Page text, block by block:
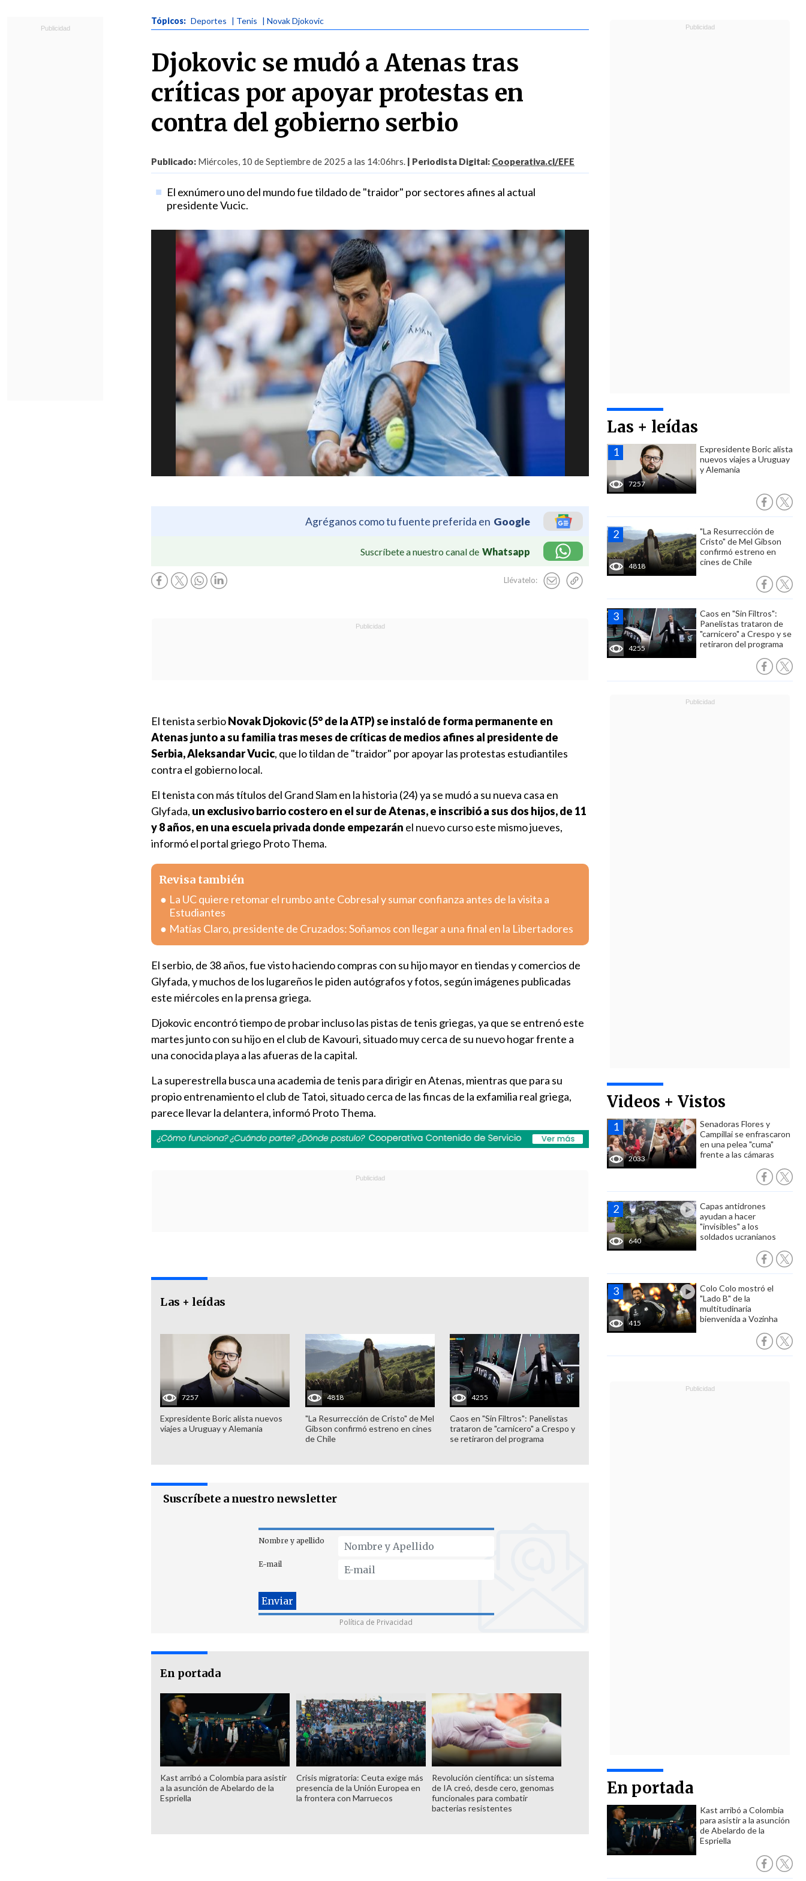
Tópicos: Deportes | Tenis | Novak Djokovic
Djokovic se mudó a Atenas tras
críticas por apoyar protestas en
contra del gobierno serbio
Publicado: Miércoles, 10 de Septiembre de 2025 a las 14:06hrs. | Periodista Digital: Cooperativa.cl/EFE
El exnúmero uno del mundo fue tildado de "traidor" por sectores afines al actual
presidente Vucic.
Agréganos como tu fuente preferida en Google
Suscríbete a nuestro canal de Whatsapp
Llévatelo:
Las + leídas
7257
Expresidente Boric alista
nuevos viajes a Uruguay
y Alemania
4818
"La Resurrección de
Cristo" de Mel Gibson
confirmó estreno en
cines de Chile
4255
Caos en "Sin Filtros":
Panelistas trataron de
"carnicero" a Crespo y se
retiraron del programa
Videos + Vistos
2033
Senadoras Flores y
Campillai se enfrascaron
en una pelea "cuma"
frente a las cámaras
640
Capas antidrones
ayudan a hacer
"invisibles" a los
soldados ucranianos
415
Colo Colo mostró el
"Lado B" de la
multitudinaria
bienvenida a Vozinha
En portada
Kast arribó a Colombia
para asistir a la asunción
de Abelardo de la
Espriella
El tenista serbioNovak Djokovic (5° de la ATP) se instaló de forma permanente en
Atenas junto a su familia tras meses de críticas de medios afines al presidente de
Serbia, Aleksandar Vucic, que lo tildan de "traidor" por apoyar las protestas estudiantiles
contra el gobierno local.
El tenista con más títulos del Grand Slam en la historia (24) ya se mudó a su nueva casa en
Glyfada, un exclusivo barrio costero en el sur de Atenas, e inscribió a sus dos hijos, de 11
y 8 años, en una escuela privada donde empezarán el nuevo curso este mismo jueves,
informó el portal griego Proto Thema.
Revisa también
La UC quiere retomar el rumbo ante Cobresal y sumar confianza antes de la visita a
Estudiantes
Matías Claro, presidente de Cruzados: Soñamos con llegar a una final en la Libertadores
El serbio, de 38 años, fue visto haciendo compras con su hijo mayor en tiendas y comercios de
Glyfada, y muchos de los lugareños le piden autógrafos y fotos, según imágenes publicadas
este miércoles en la prensa griega.
Djokovic encontró tiempo de probar incluso las pistas de tenis griegas, ya que se entrenó este
martes junto con su hijo en el club de Kavouri, situado muy cerca de su nuevo hogar frente a
una conocida playa a las afueras de la capital.
La superestrella busca una academia de tenis para dirigir en Atenas, mientras que para su
propio entrenamiento el club de Tatoi, situado cerca de las fincas de la exfamilia real griega,
parece llevar la delantera, informó Proto Thema.
Las + leídas
7257
Expresidente Boric alista nuevos
viajes a Uruguay y Alemania
4818
"La Resurrección de Cristo" de Mel
Gibson confirmó estreno en cines
de Chile
4255
Caos en "Sin Filtros": Panelistas
trataron de "carnicero" a Crespo y
se retiraron del programa
Suscríbete a nuestro newsletter
Nombre y apellido
E-mail
Política de Privacidad
En portada
Kast arribó a Colombia para asistir
a la asunción de Abelardo de la
Espriella
Crisis migratoria: Ceuta exige más
presencia de la Unión Europea en
la frontera con Marruecos
Revolución científica: un sistema
de IA creó, desde cero, genomas
funcionales para combatir
bacterias resistentes